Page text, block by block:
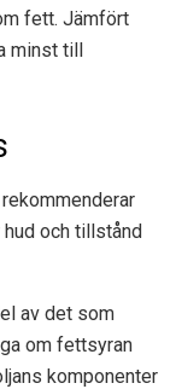
fett. Jämfört
minst till
och tillstånd
av det som
om fettsyran
komponenter